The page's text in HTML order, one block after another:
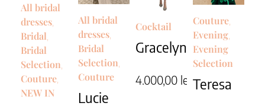
All bridal
dresses
Bridal
Bridal
Selection
Couture
NEW IN
All bridal
dresses,
Bridal
Selection,
Couture
Lucie
Cocktail
Gracelyn
4.000,00 lei
Couture
Evening
Evening
Selection
Teresa